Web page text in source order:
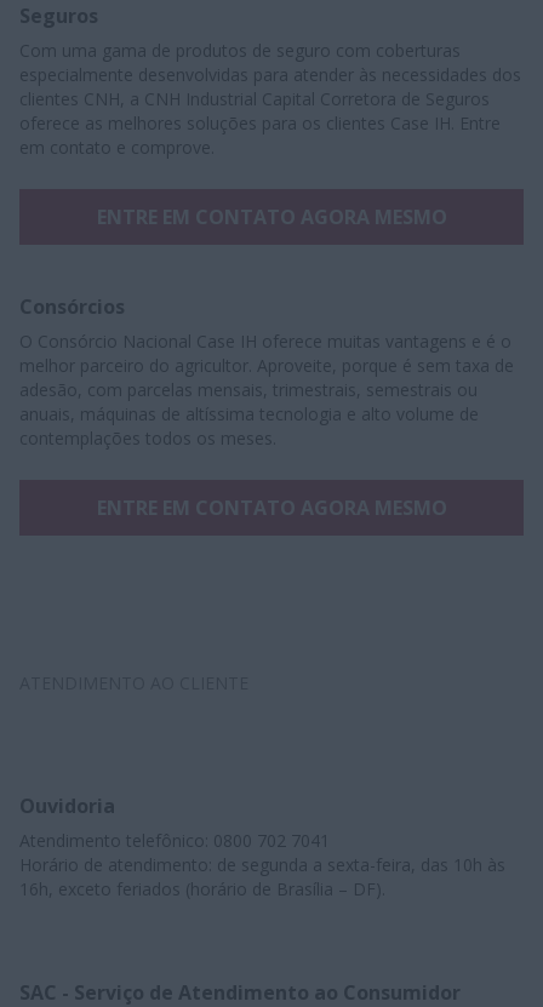
Seguros
Com uma gama de produtos de seguro com coberturas
especialmente desenvolvidas para atender às necessidades dos
clientes CNH, a CNH Industrial Capital Corretora de Seguros
oferece as melhores soluções para os clientes Case IH. Entre
em contato e comprove.
Consórcios
O Consórcio Nacional Case IH oferece muitas vantagens e é o
melhor parceiro do agricultor. Aproveite, porque é sem taxa de
adesão, com parcelas mensais, trimestrais, semestrais ou
anuais, máquinas de altíssima tecnologia e alto volume de
contemplações todos os meses.
Ouvidoria
Atendimento telefônico: 0800 702 7041
Horário de atendimento: de segunda a sexta-feira, das 10h às
16h, exceto feriados (horário de Brasília – DF).
SAC - Serviço de Atendimento ao Consumidor